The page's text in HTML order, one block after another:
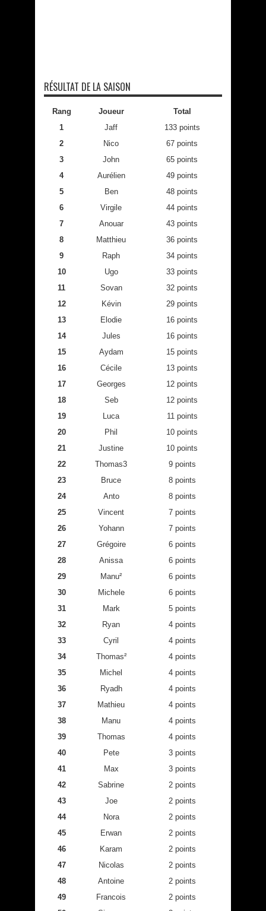
RÉSULTAT DE LA SAISON
Rang Joueur
Total
1
Jaff
133 points
2
Nico
67 points
3
John
65 points
4
Aurélien
49 points
5
Ben
48 points
6
Virgile
44 points
7
Anouar
43 points
8
Matthieu
36 points
9
Raph
34 points
10
Ugo
33 points
11
Sovan
32 points
12
Kévin
29 points
13
Elodie
16 points
14
Jules
16 points
15
Aydam
15 points
16
Cécile
13 points
17
Georges
12 points
18
Seb
12 points
19
Luca
11 points
20
Phil
10 points
21
Justine
10 points
22
Thomas3
9 points
23
Bruce
8 points
24
Anto
8 points
25
Vincent
7 points
26
Yohann
7 points
27
Grégoire
6 points
28
Anissa
6 points
29
Manu²
6 points
30
Michele
6 points
31
Mark
5 points
32
Ryan
4 points
33
Cyril
4 points
34
Thomas²
4 points
35
Michel
4 points
36
Ryadh
4 points
37
Mathieu
4 points
38
Manu
4 points
39
Thomas
4 points
40
Pete
3 points
41
Max
3 points
42
Sabrine
2 points
43
Joe
2 points
44
Nora
2 points
45
Erwan
2 points
46
Karam
2 points
47
Nicolas
2 points
48
Antoine
2 points
49
Francois
2 points